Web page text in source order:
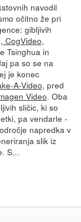
navodil
očitno že pri
gibljivih
CogVideo,
Tsinghua in
pa so se na
je konec
A-Video, pred
Video. Oba
sličic, ki so
pa vendarle -
napredka v
slik iz
S...